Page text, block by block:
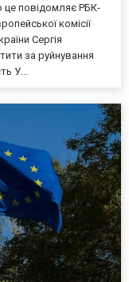
це повідомляє РБК-
комісії
Сергія
за руйнування
У...